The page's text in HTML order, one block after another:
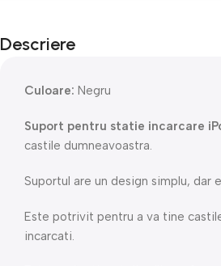
Descriere
Culoare: Negru
Suport pentru statie incarcare
castile dumneavoastra.
Suportul are un design simplu, dar
Este potrivit pentru a va tine
incarcati.